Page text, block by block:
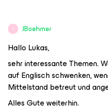
J JBoehmer
Hallo Lukas,
sehr interessante Themen.
auf Englisch schwenken,
Mittelstand betreut und
Alles Gute weiterhin.